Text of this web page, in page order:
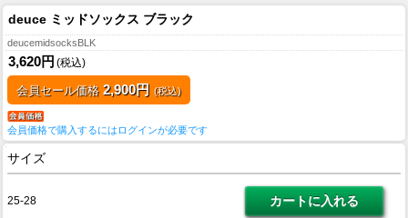
deuce ミッドソックス ブラック
deucemidsocksBLK
3,620円 (税込)
会員セール価格 2,900円 (税込)
会員価格で購入するにはログインが必要です
サイズ
25-28